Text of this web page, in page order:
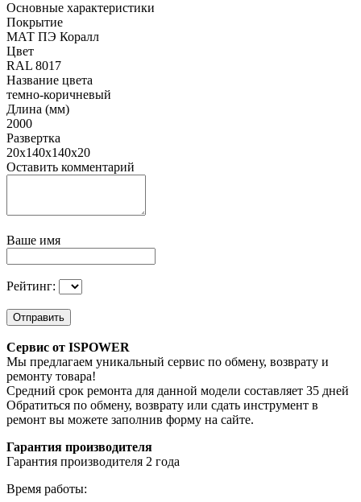
Основные характеристики
Покрытие
МАТ ПЭ Коралл
Цвет
RAL 8017
Название цвета
темно-коричневый
Длина (мм)
2000
Развертка
20х140х140х20
Оставить комментарий
Ваше имя
Рейтинг:
Отправить
Сервис от ISPOWER
Мы предлагаем уникальный сервис по обмену, возврату и
ремонту товара!
Средний срок ремонта для данной модели составляет 35 дней
Обратиться по обмену, возврату или сдать инструмент в
ремонт вы можете заполнив форму на сайте.
Гарантия производителя
Гарантия производителя 2 года
Время работы: